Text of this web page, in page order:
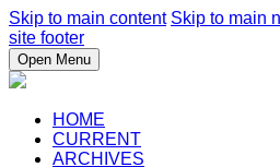
Skip to main content Skip to main
site footer
Open Menu
HOME
CURRENT
ARCHIVES